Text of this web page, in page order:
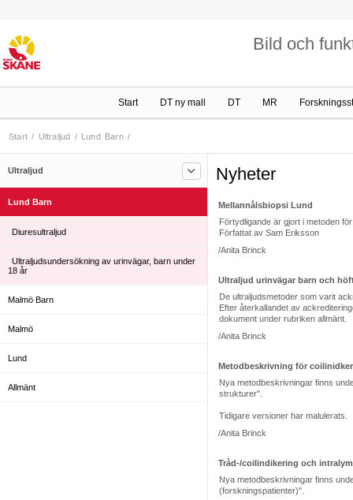
Bild och
Start DT ny mall DT MR
Start / Ultraljud / Lund Barn /
Ultraljud
Lund Barn
Diuresultraljud
Ultraljudsundersökning av urinvägar, barn under
18 år
Malmö Barn
Malmö
Lund
Allmänt
Nyheter
Mellannålsbiopsi Lund
Förtydligande är gjort i metoden
Författat av Sam Eriksson
/Anita Brinck
Ultraljud urinvägar barn och
De ultraljudsmetoder som varit
Efter återkallandet av
dokument under rubriken allmänt.
/Anita Brinck
Metodbeskrivning för
Nya metodbeskrivningar finns
strukturer".
Tidigare versioner har malulerats.
/Anita Brinck
Tråd-/coilindikering och
Nya metodbeskrivningar finns
(forskningspatienter)".